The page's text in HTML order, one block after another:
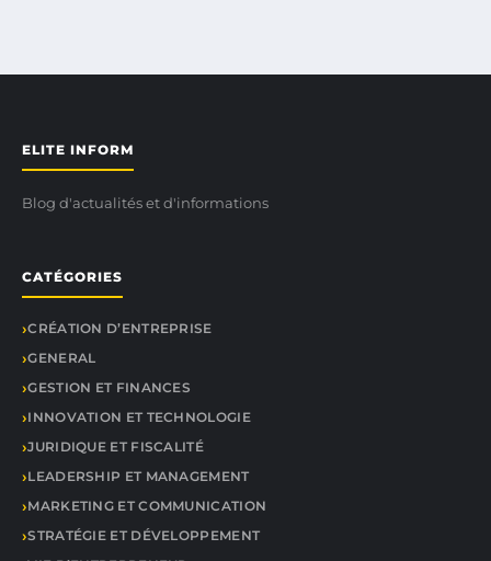
ELITE INFORM
Blog d'actualités et d'informations
CATÉGORIES
CRÉATION D’ENTREPRISE
GENERAL
GESTION ET FINANCES
INNOVATION ET TECHNOLOGIE
JURIDIQUE ET FISCALITÉ
LEADERSHIP ET MANAGEMENT
MARKETING ET COMMUNICATION
STRATÉGIE ET DÉVELOPPEMENT